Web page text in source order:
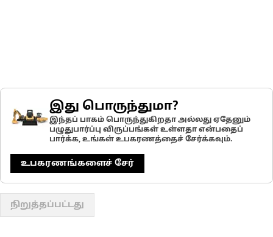
இது பொருந்துமா?
இந்தப் பாகம் பொருந்துகிறதா அல்லது ஏதேனும்
பழுதுபார்ப்பு விருப்பங்கள் உள்ளதா என்பதைப்
பார்க்க, உங்கள் உபகரணத்தைச் சேர்க்கவும்.
உபகரணங்களைச் சேர்
நிறுத்தப்பட்டது